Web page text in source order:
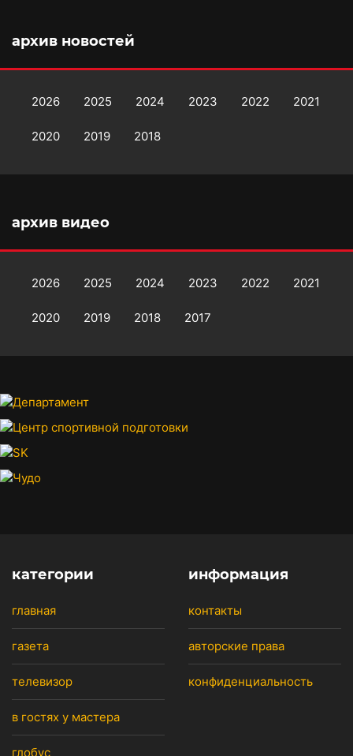
архив новостей
2026 2025 2024 2023 2022 2021
2020 2019 2018
архив видео
2026 2025 2024 2023 2022 2021
2020 2019 2018 2017
категории
главная
газета
телевизор
в гостях у мастера
глобус
информация
контакты
авторские права
конфиденциальность